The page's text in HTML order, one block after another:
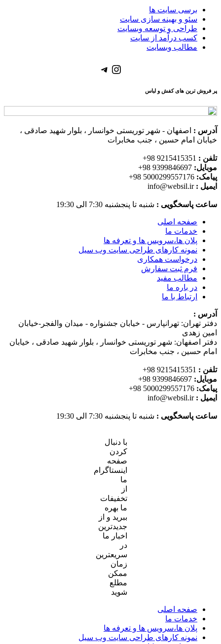
برسی سایت ها
سئو و بهینه سازی سایت
طراحی و توسعه وبسایت
کسب درآمد از سایت
مطالب وبسایت
Instagram
Telegram
پر فروش ترین های کفش و لباس
آدرس : اصفهان - شهر توریستی خوانسار ، بلوار شهید صادقی ،
خیابان امام حسین ، جنب مخابرات
تلفن :
موبایل:
پیامک:
ایمیل : info@websil.ir
ساعت پاسخگویی : شنبه تا پنجشنبه 7:30 الی 19:30
صفحه اصلی
خدمات ما
پلان ها،سرویس ها و تعرفه ها
نمونه کارهای طراحی سایت وب سیل
درخواست همکاری
فرم ثبت سفارش
مطالب مفید
در باره ما
ارتباط با ما
آدرس :
دفتر تهران: تهرانپارس - خیابان جشنواره - میدان والفجر-خیابان
امین زهدی
دفتر اصفهان: شهر توریستی خوانسار ، بلوار شهید صادقی ، خیابان
امام حسین ، جنب مخابرات
تلفن :
موبایل:
پیامک:
ایمیل : info@websil.ir
ساعت پاسخگویی : شنبه تا پنجشنبه 7:30 الی 19:30
با دنبال
کردن
صفحه
اینستاگرام
ما
از
تخفیفات
ما بهره
ببرید و از
جدیدترین
اخبار ما
در
سریعترین
زمان
ممکن
مطلع
شوید
صفحه اصلی
خدمات ما
پلان ها،سرویس ها و تعرفه ها
نمونه کارهای طراحی سایت وب سیل